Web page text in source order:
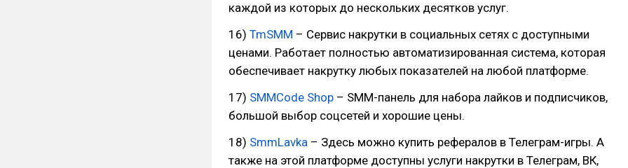
каждой из которых до нескольких десятков услуг.
16) TmSMM – Сервис накрутки в социальных сетях с доступными
ценами. Работает полностью автоматизированная система, которая
обеспечивает накрутку любых показателей на любой платформе.
17) SMMCode Shop – SMM-панель для набора лайков и подписчиков,
большой выбор соцсетей и хорошие цены.
18) SmmLavka – Здесь можно купить рефералов в Телеграм-игры. А
также на этой платформе доступны услуги накрутки в Телеграм, ВК,